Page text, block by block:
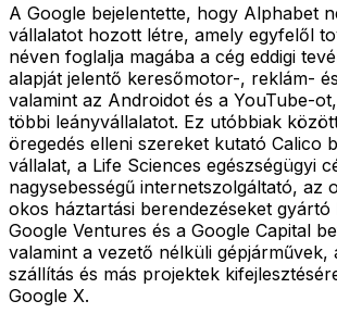
A Google bejelentette, hogy Alphabet
vállalatot hozott létre, amely egyfelől
néven foglalja magába a cég eddigi
alapját jelentő keresőmotor-, reklám-
valamint az Androidot és a YouTube-
többi leányvállalatot. Ez utóbbiak
öregedés elleni szereket kutató Calico
vállalat, a Life Sciences egészségügyi
nagysebességű internetszolgáltató, az
okos háztartási berendezéseket gyártó
Google Ventures és a Google Capital
valamint a vezető nélküli gépjárművek,
szállítás és más projektek
Google X.